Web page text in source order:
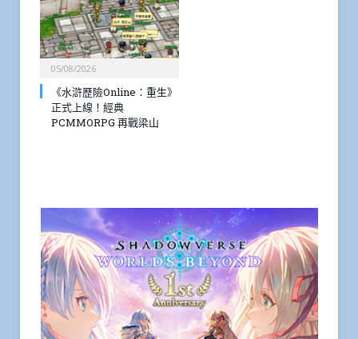
05/08/2026
《水滸歷險Online：重生》
正式上線！經典
PCMMORPG 再戰梁山